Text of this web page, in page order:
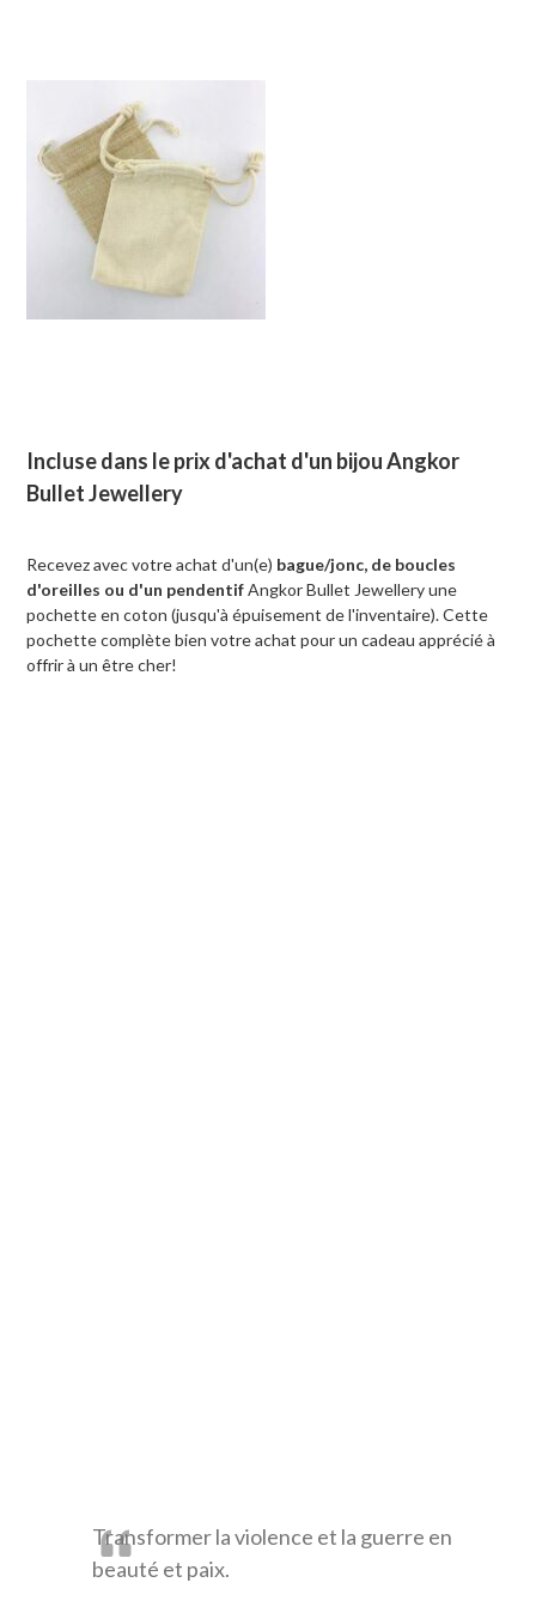
Incluse dans le prix d'achat d'un bijou Angkor
Bullet Jewellery
Recevez avec votre achat d'un(e) bague/jonc, de boucles
d'oreilles ou d'un pendentifAngkor Bullet Jewellery une
pochette en coton (jusqu'à épuisement de l'inventaire). Cette
pochette complète bien votre achat pour un cadeau apprécié à
offrir à un être cher!
Transformer la violence et la guerre en
beauté et paix.